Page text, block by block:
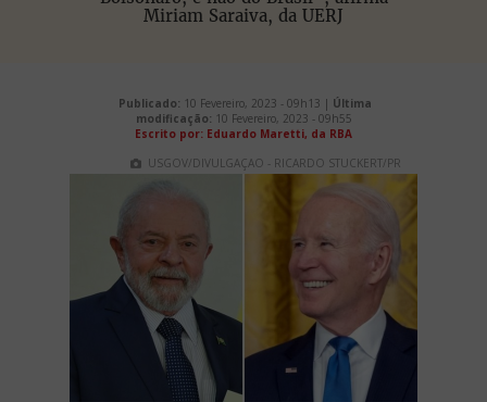
Miriam Saraiva, da UERJ
Publicado: 10 Fevereiro, 2023 - 09h13 | Última
modificação: 10 Fevereiro, 2023 - 09h55
Escrito por: Eduardo Maretti, da RBA
USGOV/DIVULGAÇAO - RICARDO STUCKERT/PR